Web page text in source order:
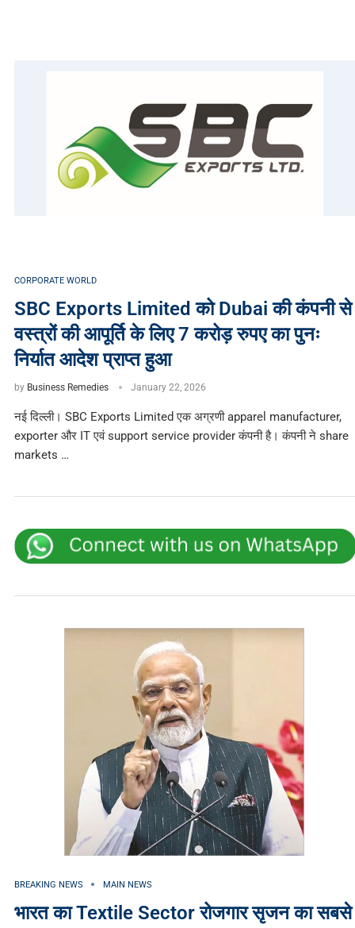
CORPORATE WORLD
SBC Exports Limited को Dubai की कंपनी से
वस्त्रों की आपूर्ति के लिए 7 करोड़ रुपए का पुनः
निर्यात आदेश प्राप्त हुआ
by Business Remedies January 22, 2026
नई दिल्ली। SBC Exports Limited एक अग्रणी apparel manufacturer,
exporter और IT एवं support service provider कंपनी है। कंपनी ने share
markets …
BREAKING NEWS MAIN NEWS
भारत का Textile Sector रोजगार सृजन का सबसे